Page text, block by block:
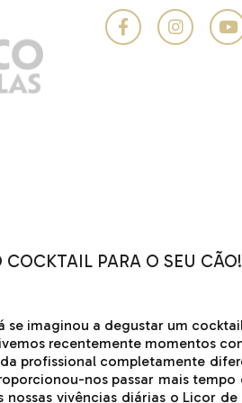
COCKTAIL PARA O SEU
se imaginou a degustar um
recentemente momentos
profissional completamente
nos passar mais
nossas vivências diárias o Licor